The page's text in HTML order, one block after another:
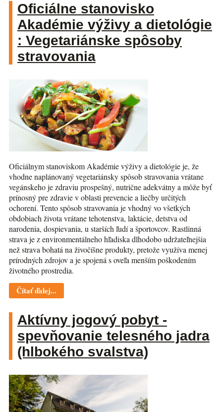
Oficiálne stanovisko
Akadémie výživy a dietológie
: Vegetariánske spôsoby
stravovania
Oficiálnym stanoviskom Akadémie výživy a dietológie je, že
vhodne naplánovaný vegetariánsky spôsob stravovania vrátane
vegánskeho je zdraviu prospešný, nutrične adekvátny a môže byť
prínosný pre zdravie v oblasti prevencie a liečby určitých
ochorení. Tento spôsob stravovania je vhodný vo všetkých
obdobiach života vrátane tehotenstva, laktácie, detstva od
narodenia, dospievania, u starších ľudí a športovcov. Rastlinná
strava je z environmentálneho hľadiska dlhodobo udržateľnejšia
než strava bohatá na živočíšne produkty, pretože využíva menej
prírodných zdrojov a je spojená s oveľa menším poškodením
životného prostredia.
Čítať ďalej...
Aktívny jogový pobyt -
spevňovanie telesného jadra
(hlbokého svalstva)